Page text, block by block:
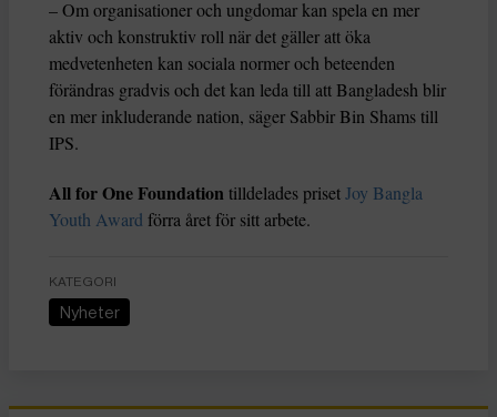
– Om organisationer och ungdomar kan spela en mer
aktiv och konstruktiv roll när det gäller att öka
medvetenheten kan sociala normer och beteenden
förändras gradvis och det kan leda till att Bangladesh blir
en mer inkluderande nation, säger Sabbir Bin Shams till
IPS.
All for One Foundation tilldelades prisetJoy Bangla
Youth Award förra året för sitt arbete.
KATEGORI
Nyheter